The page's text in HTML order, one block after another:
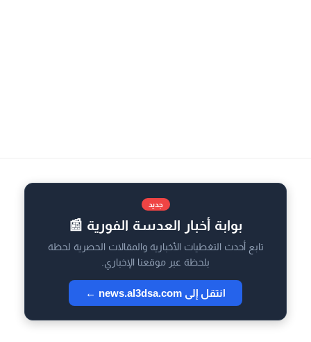
جديد
بوابة أخبار العدسة الفورية 📰
تابع أحدث التغطيات الأخبارية والمقالات الحصرية لحظة
بلحظة عبر موقعنا الإخباري.
انتقل إلى news.al3dsa.com ←